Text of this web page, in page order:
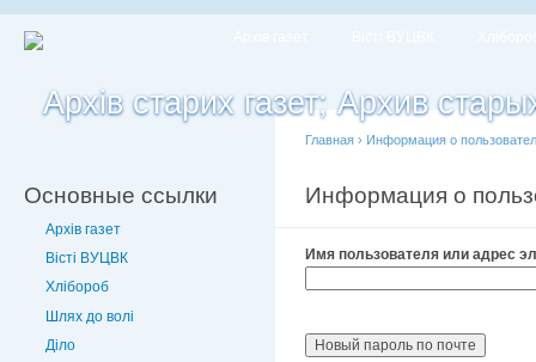
Основные ссылки
Архів газет
Вісті ВУЦВК
Хлібороб
Шлях до волі
Діло
Главная › Информация о
Информация о
Имя пользователя или адрес